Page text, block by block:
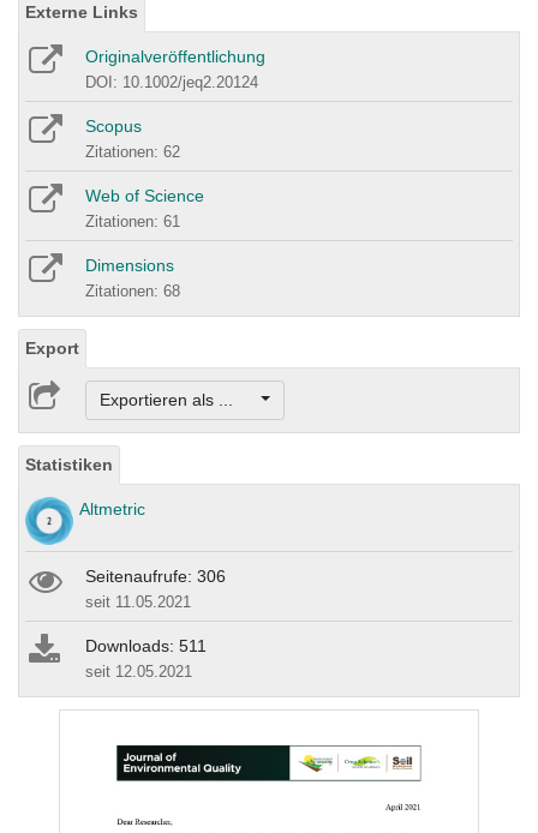
Externe Links
Originalveröffentlichung
DOI: 10.1002/jeq2.20124
Scopus
Zitationen: 62
Web of Science
Zitationen: 61
Dimensions
Zitationen: 68
Export
Exportieren als ...
Statistiken
Altmetric
Seitenaufrufe: 306
seit 11.05.2021
Downloads: 511
seit 12.05.2021